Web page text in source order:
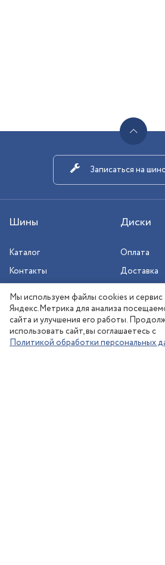
Шины Диски
Каталог
Контакты
Оплата
Доставка
Сезонное
Записаться на
Новосибирск:
Мы используем файлы cookies и сервис
Яндекс.Метрика для анализа
сайта и улучшения его работы.
использовать сайт, вы соглашаетесь с
Политикой обработки персональных